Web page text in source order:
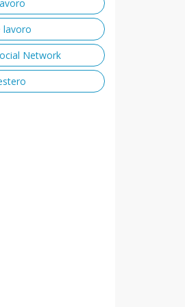
lavoro
Network